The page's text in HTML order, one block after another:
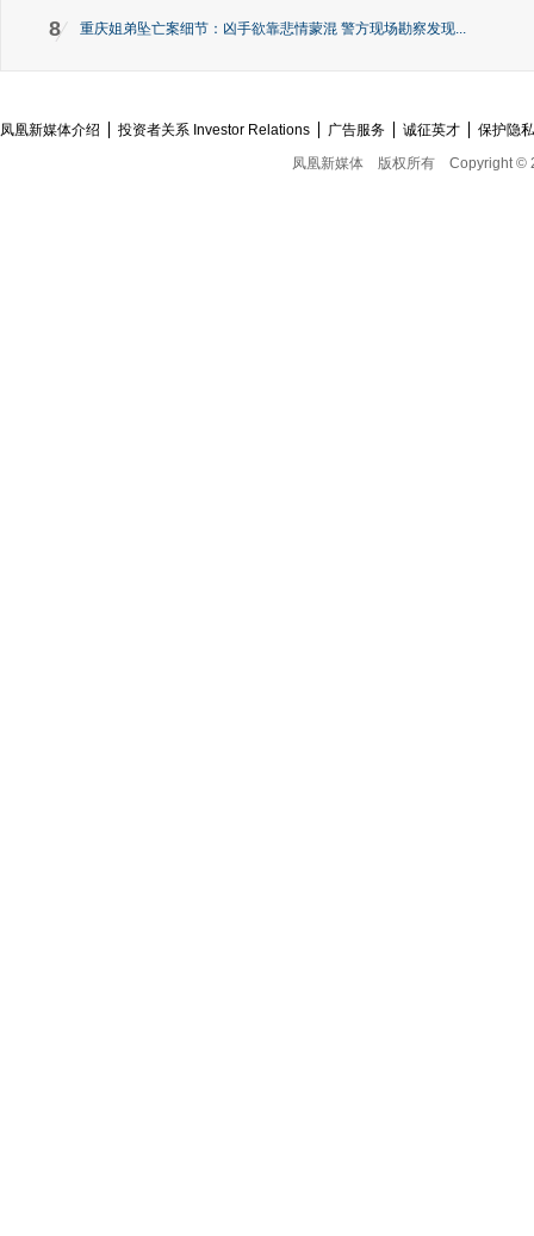
8 重庆姐弟坠亡案细节：凶手欲靠悲情蒙混 警方现场勘察发现...
凤凰新媒体介绍 投资者关系 Investor Relations 广告服务 诚征英才
保护隐
凤凰新媒体
版权所有 Copyright ©